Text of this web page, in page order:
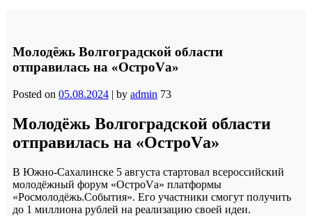
Молодёжь Волгоградской области
отправилась на «ОстроVа»
Posted on 05.08.2024 | by admin 73
Молодёжь Волгоградской области
отправилась на «ОстроVа»
В Южно-Сахалинске 5 августа стартовал всероссийский
молодёжный форум «ОстроVа» платформы
«Росмолодёжь.События». Его участники смогут получить
до 1 миллиона рублей на реализацию своей идеи.